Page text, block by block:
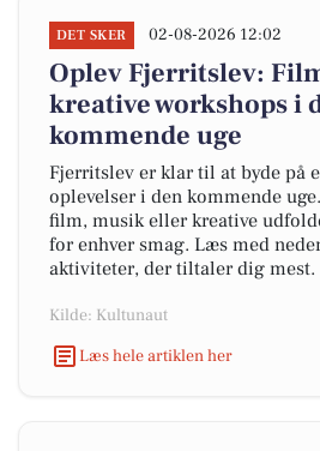
DET SKER 02-08-2026 12:02
Oplev Fjerritslev:
kreative workshops i
kommende uge
Fjerritslev er klar til at byde på
oplevelser i den kommende
film, musik eller kreative
for enhver smag. Læs med
aktiviteter, der tiltaler dig mest.
Kilde: Kultunaut
Læs hele artiklen her